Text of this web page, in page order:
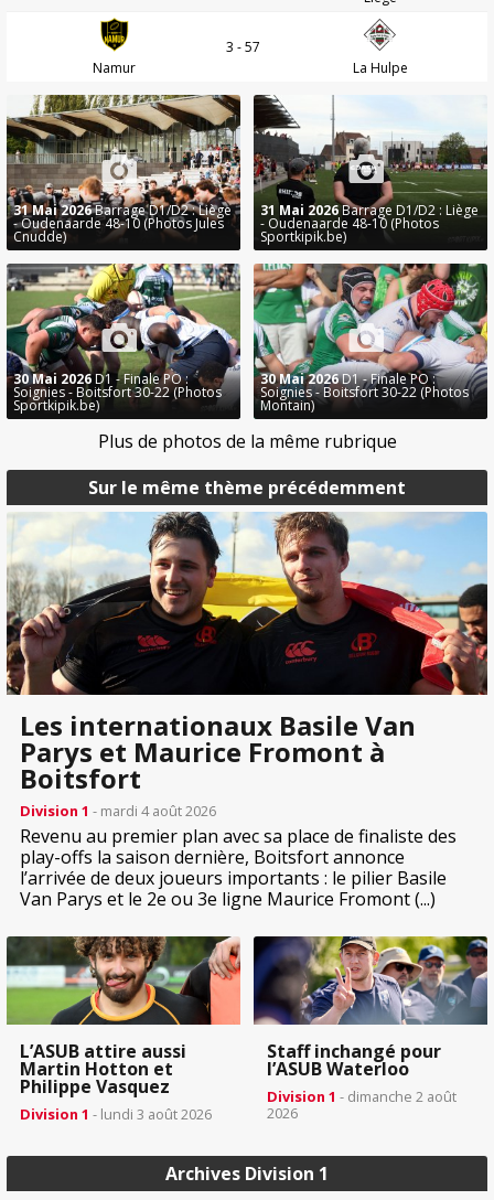
Sur le même thème précédemment
Les internationaux Basile Van
Parys et Maurice Fromont à
Boitsfort
Division 1 - mardi 4 août 2026
Revenu au premier plan avec sa place de finaliste des
play-offs la saison dernière, Boitsfort annonce
l’arrivée de deux joueurs importants : le pilier Basile
Van Parys et le 2e ou 3e ligne Maurice Fromont (...)
L’ASUB attire aussi
Martin Hotton et
Philippe Vasquez
Division 1 - lundi 3 août 2026
Staff inchangé pour
l’ASUB Waterloo
Division 1 - dimanche 2 août
2026
Archives Division 1
Namur
3 - 57
La Hulpe
31 Mai 2026Barrage D1/D2 : Liège
- Oudenaarde 48-10 (Photos Jules
Cnudde)
31 Mai 2026Barrage D1/D2 : Liège
- Oudenaarde 48-10 (Photos
Sportkipik.be)
30 Mai 2026D1 - Finale PO :
Soignies - Boitsfort 30-22 (Photos
Sportkipik.be)
30 Mai 2026D1 - Finale PO :
Soignies - Boitsfort 30-22 (Photos
Montain)
Plus de photos de la même rubrique